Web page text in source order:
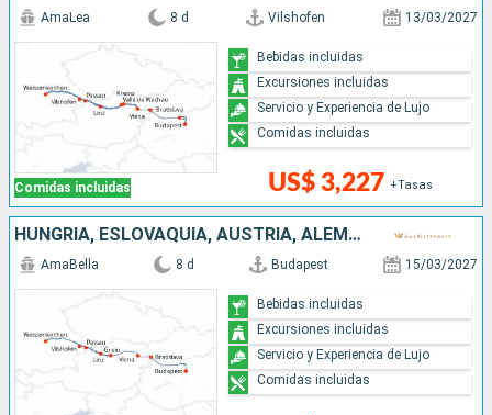
Comidas incluidas
AmaLea 8 d Vilshofen 13/03/2027
US$ 3,227 +Tasas
Bebidas incluidas
Excursiones incluidas
Servicio y Experiencia de Lujo
Comidas incluidas
HUNGRÍA, ESLOVAQUIA, AUSTRIA, ALEMANIA
AmaBella 8 d Budapest 15/03/2027
Bebidas incluidas
Excursiones incluidas
Servicio y Experiencia de Lujo
Comidas incluidas